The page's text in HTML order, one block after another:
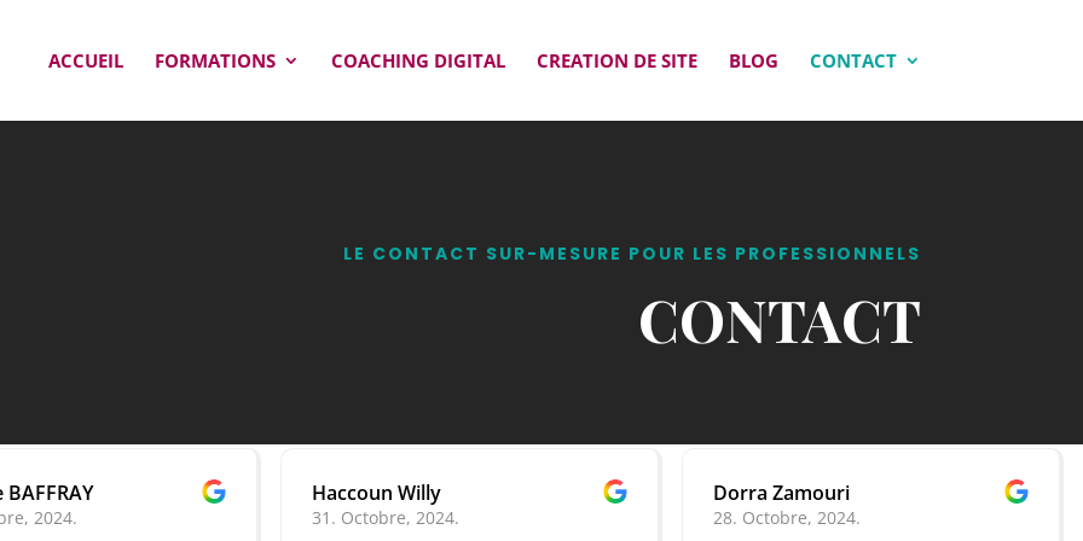
ACCUEIL FORMATIONS COACHING DIGITAL CREATION DE SITE BLOG CONTACT
LE CONTACT SUR-MESURE POUR LES PROFESSIONNELS
CONTACT
Haccoun Willy Dorra Zamouri Laetitia